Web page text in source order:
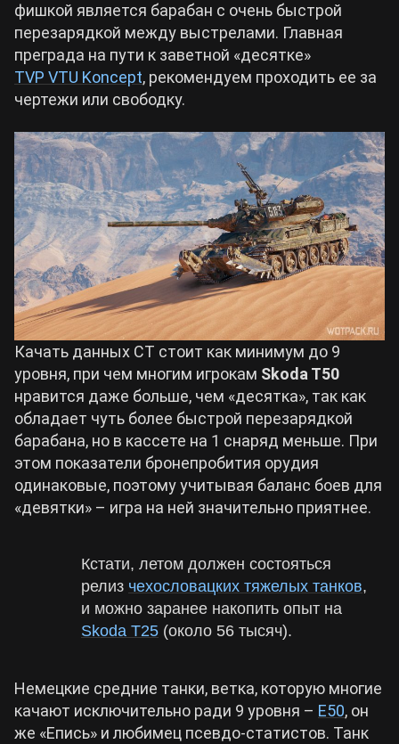
фишкой является барабан с очень быстрой
перезарядкой между выстрелами. Главная
преграда на пути к заветной «десятке»
TVP VTU Koncept, рекомендуем проходить ее за
чертежи или свободку.
Качать данных СТ стоит как минимум до 9
уровня, при чем многим игрокам Skoda T50
нравится даже больше, чем «десятка», так как
обладает чуть более быстрой перезарядкой
барабана, но в кассете на 1 снаряд меньше. При
этом показатели бронепробития орудия
одинаковые, поэтому учитывая баланс боев для
«девятки» – игра на ней значительно приятнее.
Кстати, летом должен состояться
релиз чехословацких тяжелых танков,
и можно заранее накопить опыт на
Skoda T25 (около 56 тысяч).
Немецкие средние танки, ветка, которую многие
качают исключительно ради 9 уровня – E50, он
же «Епись» и любимец псевдо-статистов. Танк